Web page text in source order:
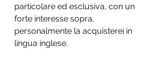
particolare ed esclusiva, con un
forte interesse sopra,
personalmente la acquisterei in
lingua inglese.